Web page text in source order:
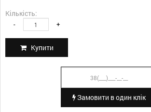
Кількість:
- +
Купити
Замовити в один клік